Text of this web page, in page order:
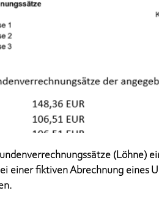
einer fiktiven Abrechnung eines